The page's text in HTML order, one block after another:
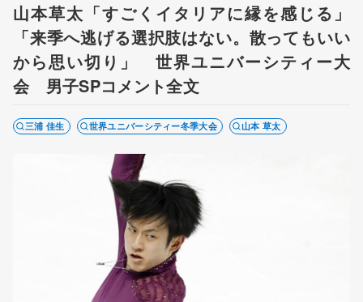
山本草太「すごくイタリアに縁を感じる」
「来季へ逃げる選択肢はない。散ってもいい
から思い切り」 世界ユニバーシティー大
会 男子SPコメント全文
三浦 佳生 世界ユニバーシティー冬季大会 山本 草太